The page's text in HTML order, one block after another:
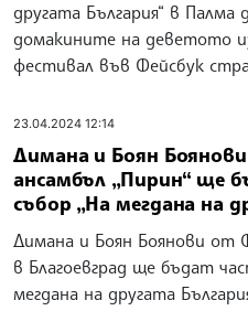
другата България“ в Палма
домакините на деветото
фестивал във Фейсбук
23.04.2024 12:14
Димана и Боян
ансамбъл „Пирин“ ще
събор „На мегдана на
Димана и Боян Боянови от
в Благоевград ще бъдат
мегдана на другата